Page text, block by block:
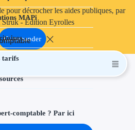
pour décrocher les aides publiques, par
- Édition Eyrolles
Commander
MAPi
tarifs
Projets finançables
Aides à
Aides
Thématiques
comptable ? Par ici